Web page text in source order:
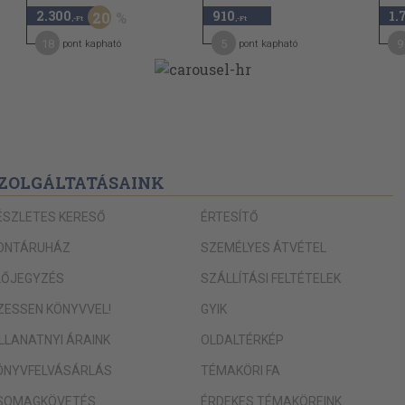
111
Gy.)
tudomány
2.300 ,-Ft 20
pont kapható
910 ,-Ft
pont kapható
KERESŐ
KÖNYVVEL!
ÁRAINK
ÉRTESÍTŐ
SZEMÉLYES ÁTVÉTEL
SZÁLLÍTÁSI FELTÉTELEK
GYIK
OLDALTÉRKÉP
TÉMAKÖRI FA
ÉRDEKES TÉMAKÖREINK